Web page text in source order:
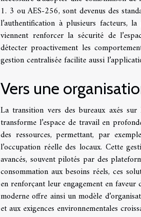
1. 3 ou AES-256, sont devenus des
l’authentification à plusieurs facteurs,
viennent renforcer la sécurité de
détecter proactivement les
gestion centralisée facilite aussi
Vers une
La transition vers des bureaux axés
transforme l’espace de travail en
des ressources, permettant, par
l’occupation réelle des locaux. Cette
avancés, souvent pilotés par des
consommation aux besoins réels, ces
en renforçant leur engagement en faveur
moderne offre ainsi un modèle
et aux exigences environnementales